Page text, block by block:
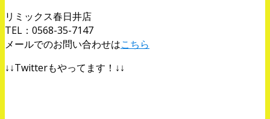
リミックス春日井店
TEL：0568-35-7147
メールでのお問い合わせはこちら
↓↓Twitterもやってます！↓↓